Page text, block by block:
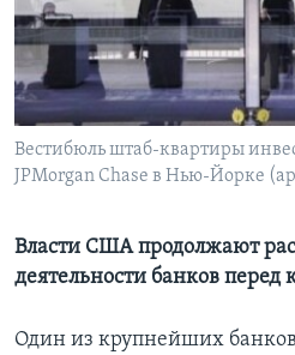
Learning English
СОЦИАЛЬНЫЕ СЕТИ
Вестибюль штаб-квартиры
JPMorgan Chase в Нью-Йорке
Власти США продолжают
деятельности банков перед
Один из крупнейших